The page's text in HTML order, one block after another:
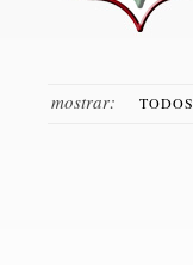
mostrar: TODOS